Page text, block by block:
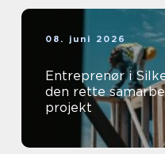
08. juni 2026
Entreprenør i
den rette
projekt